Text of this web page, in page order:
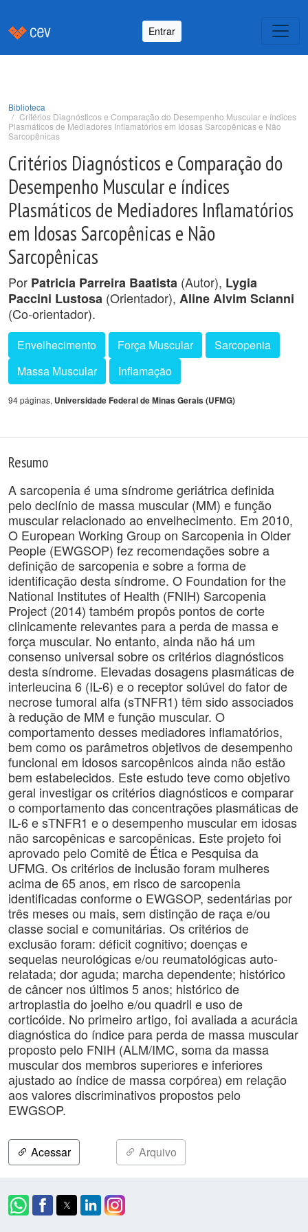
Entrar
Biblioteca
Critérios Diagnósticos e Comparação do Desempenho Muscular e índices
Plasmáticos de Mediadores Inflamatórios em Idosas Sarcopênicas e Não
Sarcopênicas
Critérios Diagnósticos e Comparação do
Desempenho Muscular e índices
Plasmáticos de Mediadores Inflamatórios
em Idosas Sarcopênicas e Não
Sarcopênicas
Por Patricia Parreira Baatista (Autor), Lygia
Paccini Lustosa (Orientador), Aline Alvim Scianni
(Co-orientador).
Envelhecimento Força Muscular
Sarcopenia
Massa Muscular
Inflamação
94 páginas, Universidade Federal de Minas Gerais (UFMG)
Resumo
A sarcopenia é uma síndrome geriátrica definida
pelo declínio de massa muscular (MM) e função
muscular relacionado ao envelhecimento. Em 2010,
O European Working Group on Sarcopenia in Older
People (EWGSOP) fez recomendações sobre a
definição de sarcopenia e sobre a forma de
identificação desta síndrome. O Foundation for the
National Institutes of Health (FNIH) Sarcopenia
Project (2014) também propôs pontos de corte
clinicamente relevantes para a perda de massa e
força muscular. No entanto, ainda não há um
consenso universal sobre os critérios diagnósticos
desta síndrome. Elevadas dosagens plasmáticas de
interleucina 6 (IL-6) e o receptor solúvel do fator de
necrose tumoral alfa (sTNFR1) têm sido associados
à redução de MM e função muscular. O
comportamento desses mediadores inflamatórios,
bem como os parâmetros objetivos de desempenho
funcional em idosos sarcopênicos ainda não estão
bem estabelecidos. Este estudo teve como objetivo
geral investigar os critérios diagnósticos e comparar
o comportamento das concentrações plasmáticas de
IL-6 e sTNFR1 e o desempenho muscular em idosas
não sarcopênicas e sarcopênicas. Este projeto foi
aprovado pelo Comitê de Ética e Pesquisa da
UFMG. Os critérios de inclusão foram mulheres
acima de 65 anos, em risco de sarcopenia
identificadas conforme o EWGSOP, sedentárias por
três meses ou mais, sem distinção de raça e/ou
classe social e comunitárias. Os critérios de
exclusão foram: déficit cognitivo; doenças e
sequelas neurológicas e/ou reumatológicas auto-
relatada; dor aguda; marcha dependente; histórico
de câncer nos últimos 5 anos; histórico de
artroplastia do joelho e/ou quadril e uso de
corticóide. No primeiro artigo, foi avaliada a acurácia
diagnóstica do índice para perda de massa muscular
proposto pelo FNIH (ALM/IMC, soma da massa
muscular dos membros superiores e inferiores
ajustado ao índice de massa corpórea) em relação
aos valores discriminativos propostos pelo
EWGSOP.
Acessar Arquivo